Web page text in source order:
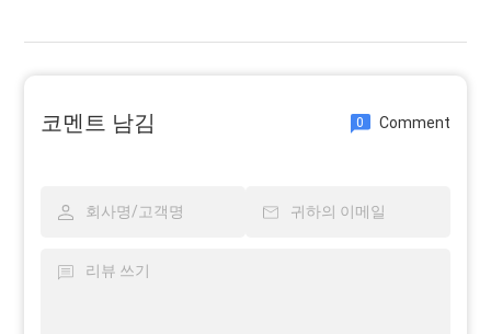
코멘트 남김 0 Comment